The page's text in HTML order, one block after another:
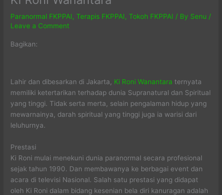
Paranormal FKPPAI,Terapis FKPPAI,Tokoh FKPPAI / By Senu /
Leave a Comment
Bagikan:
Lahir dan dibesarkan di Jakarta, Ki Roni Wanantara ternyata
memiliki ketertarikan terhadap dunia Supranatural dan Spiritual
yang tinggi. Tidak serta merta, selain pengalaman hidup yang
mewarnainya, darah spiritual yang tinggi juga ia warisi dari
leluhurnya.
Prestasi
Ki Roni mulai menekuni dunia paranormal secara profesional
sejak tahun 1990. Dan membawanya ke berbagai event dan
acara di televisi Nasional. Salah satu prestasi yang didapat
oleh Ki Roni dalam bidang kesenian bela diri kanuragan adalah